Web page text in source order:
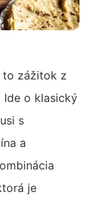
to zážitok z
Ide o klasický
s
a
je